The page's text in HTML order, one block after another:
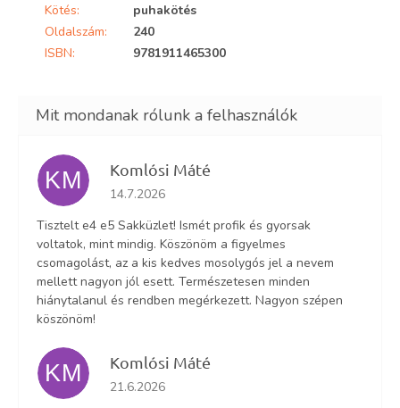
Kötés:
puhakötés
Oldalszám:
240
ISBN: 9781911465300
KM Komlósi Máté
Az áruház értékelése 5-ből 5 csillag.
14.7.2026
Tisztelt e4 e5 Sakküzlet! Ismét profik és gyorsak
voltatok, mint mindig. Köszönöm a figyelmes
csomagolást, az a kis kedves mosolygós jel a nevem
mellett nagyon jól esett. Természetesen minden
hiánytalanul és rendben megérkezett. Nagyon szépen
köszönöm!
KM Komlósi Máté
Az áruház értékelése 5-ből 5 csillag.
21.6.2026